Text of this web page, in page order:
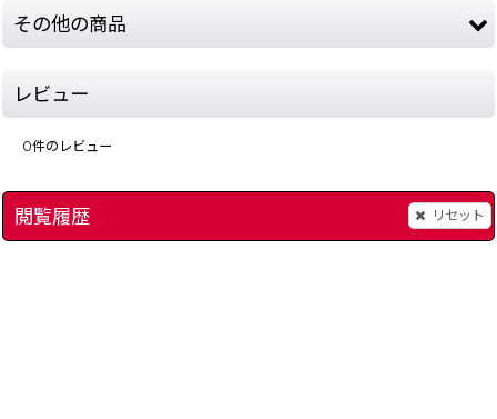
その他の商品
レビュー
0件のレビュー
閲覧履歴 リセット